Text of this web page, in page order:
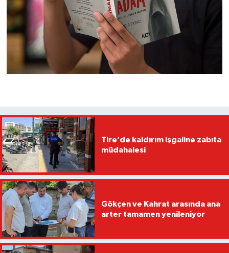
Tire’de kaldırım işgaline zabıta
müdahalesi
Gökçen ve Kahrat arasında ana
arter tamamen yenileniyor